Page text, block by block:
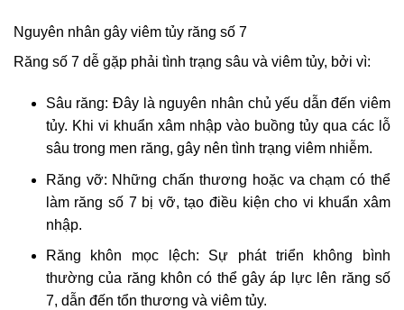
Nguyên nhân gây viêm tủy răng số 7
Răng số 7 dễ gặp phải tình trạng sâu và viêm tủy, bởi vì:
Sâu răng: Đây là nguyên nhân chủ yếu dẫn đến viêm
tủy. Khi vi khuẩn xâm nhập vào buồng tủy qua các lỗ
sâu trong men răng, gây nên tình trạng viêm nhiễm.
Răng vỡ: Những chấn thương hoặc va chạm có thể
làm răng số 7 bị vỡ, tạo điều kiện cho vi khuẩn xâm
nhập.
Răng khôn mọc lệch: Sự phát triển không bình
thường của răng khôn có thể gây áp lực lên răng số
7, dẫn đến tổn thương và viêm tủy.